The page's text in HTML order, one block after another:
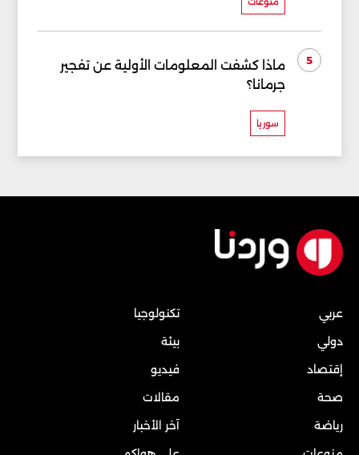
5
ماذا كشفت المعلومات الأولية عن تفجير
جرمانا؟
سوريا
عربي
دولي
إقتصاد
صحة
رياضة
تكنولوجيا
بيئة
فيديو
مقالات
آخر الأخبار